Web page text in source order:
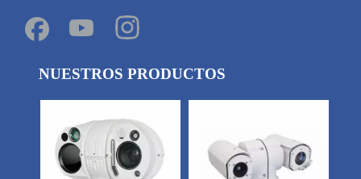
NUESTROS PRODUCTOS